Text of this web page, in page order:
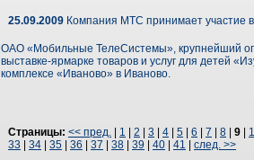
25.09.2009 Компания МТС принимает участие
ОАО «Мобильные ТелеСистемы», крупнейший
выставке-ярмарке товаров и услуг для детей
комплексе «Иваново» в Иваново.
Страницы: << пред. 1 2 3 4 5 6 7 8 9
33
34 35 36 37 38 39 40 41 след. >>